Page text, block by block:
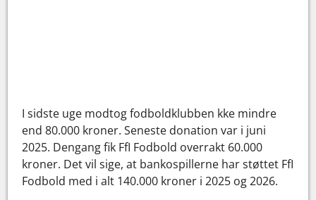
I sidste uge modtog fodboldklubben kke mindre
end 80.000 kroner. Seneste donation var i juni
2025. Dengang fik FfI Fodbold overrakt 60.000
kroner. Det vil sige, at bankospillerne har støttet FfI
Fodbold med i alt 140.000 kroner i 2025 og 2026.